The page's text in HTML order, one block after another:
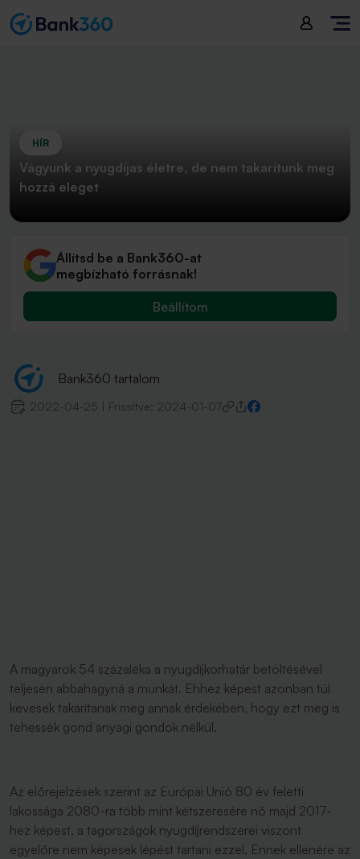
HÍR
Vágyunk a nyugdíjas életre, de nem takarítunk meg
hozzá eleget
Állítsd be a Bank360-at
megbízható forrásnak!
Beállítom
Bank360 tartalom
2022-04-25 Frissítve: 2024-01-07
A magyarok 54 százaléka a nyugdíjkorhatár betöltésével
teljesen abbahagyná a munkát. Ehhez képest azonban túl
kevesek takarítanak meg annak érdekében, hogy ezt meg is
tehessék gond anyagi gondok nélkül.
Az előrejelzések szerint az Európai Unió 80 év feletti
lakossága 2080-ra több mint kétszeresére nő majd 2017-
hez képest, a tagországok nyugdíjrendszerei viszont
egyelőre nem képesek lépést tartani ezzel. Ennek ellenére az